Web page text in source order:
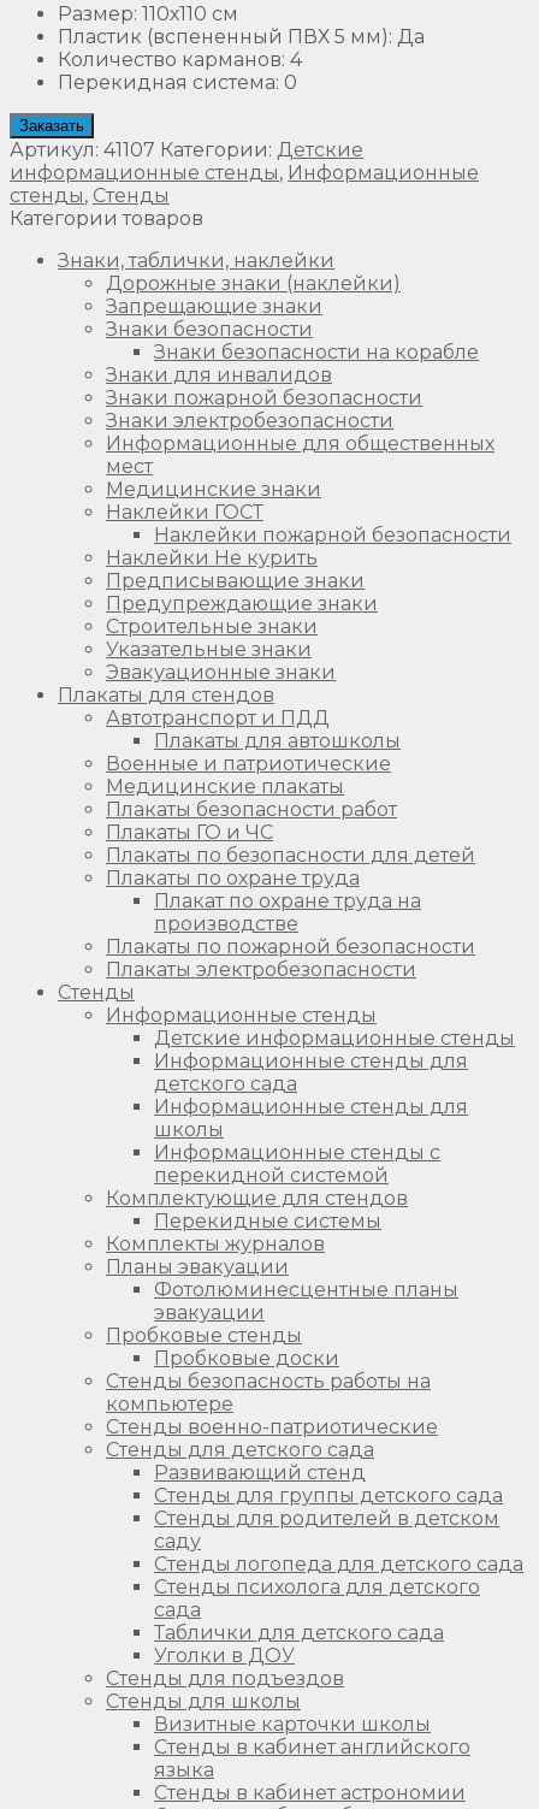
Размер: 110х110 см
Пластик (вспененный ПВХ 5 мм): Да
Количество карманов: 4
Перекидная система: 0
Заказать
Артикул: 41107 Категории: Детские
информационные стенды, Информационные
стенды, Стенды
Категории товаров
Знаки, таблички, наклейки
Дорожные знаки (наклейки)
Запрещающие знаки
Знаки безопасности
Знаки безопасности на корабле
Знаки для инвалидов
Знаки пожарной безопасности
Знаки электробезопасности
Информационные для общественных
мест
Медицинские знаки
Наклейки ГОСТ
Наклейки пожарной безопасности
Наклейки Не курить
Предписывающие знаки
Предупреждающие знаки
Строительные знаки
Указательные знаки
Эвакуационные знаки
Плакаты для стендов
Автотранспорт и ПДД
Плакаты для автошколы
Военные и патриотические
Медицинские плакаты
Плакаты безопасности работ
Плакаты ГО и ЧС
Плакаты по безопасности для детей
Плакаты по охране труда
Плакат по охране труда на
производстве
Плакаты по пожарной безопасности
Плакаты электробезопасности
Стенды
Информационные стенды
Детские информационные стенды
Информационные стенды для
детского сада
Информационные стенды для
школы
Информационные стенды с
перекидной системой
Комплектующие для стендов
Перекидные системы
Комплекты журналов
Планы эвакуации
Фотолюминесцентные планы
эвакуации
Пробковые стенды
Пробковые доски
Стенды безопасность работы на
компьютере
Стенды военно-патриотические
Стенды для детского сада
Развивающий стенд
Стенды для группы детского сада
Стенды для родителей в детском
саду
Стенды логопеда для детского сада
Стенды психолога для детского
сада
Таблички для детского сада
Уголки в ДОУ
Стенды для подъездов
Стенды для школы
Визитные карточки школы
Стенды в кабинет английского
языка
Стенды в кабинет астрономии